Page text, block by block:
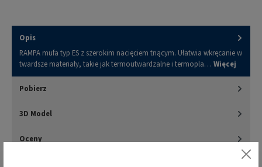
Opis
RAMPA mufa typ ES z szerokim nacięciem tnącym. Ułatwia wkręcanie w
twardsze materiały, takie jak termoutwardzalne i termopla… Więcej
Pobierz
3D Model
Oceny